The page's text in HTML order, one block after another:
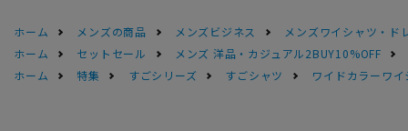
ホーム メンズの商品 メンズビジネス
メンズワイシャツ・ド
ホーム
セットセール
メンズ 洋品・カジュアル2BUY10%OFF
ホーム
特集 すごシリーズ すごシャツ ワイドカラーワ